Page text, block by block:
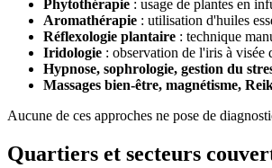
Phytothérapie : usage de plantes en
Aromathérapie : utilisation d'huiles
Réflexologie plantaire : technique
Iridologie : observation de l'iris à visée
Hypnose, sophrologie, gestion du
Massages bien-être, magnétisme,
Aucune de ces approches ne pose de
Quartiers et secteurs